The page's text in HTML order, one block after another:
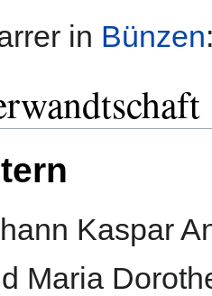
in Bünzen
Kaspar
Maria